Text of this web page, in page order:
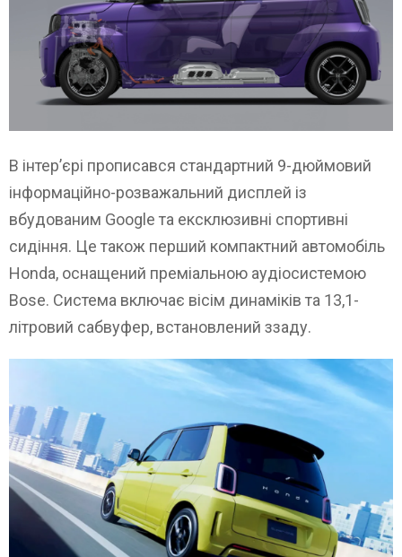
В інтер’єрі прописався стандартний 9-дюймовий
інформаційно-розважальний дисплей із
вбудованим Google та ексклюзивні спортивні
сидіння. Це також перший компактний автомобіль
Honda, оснащений преміальною аудіосистемою
Bose. Система включає вісім динаміків та 13,1-
літровий сабвуфер, встановлений ззаду.